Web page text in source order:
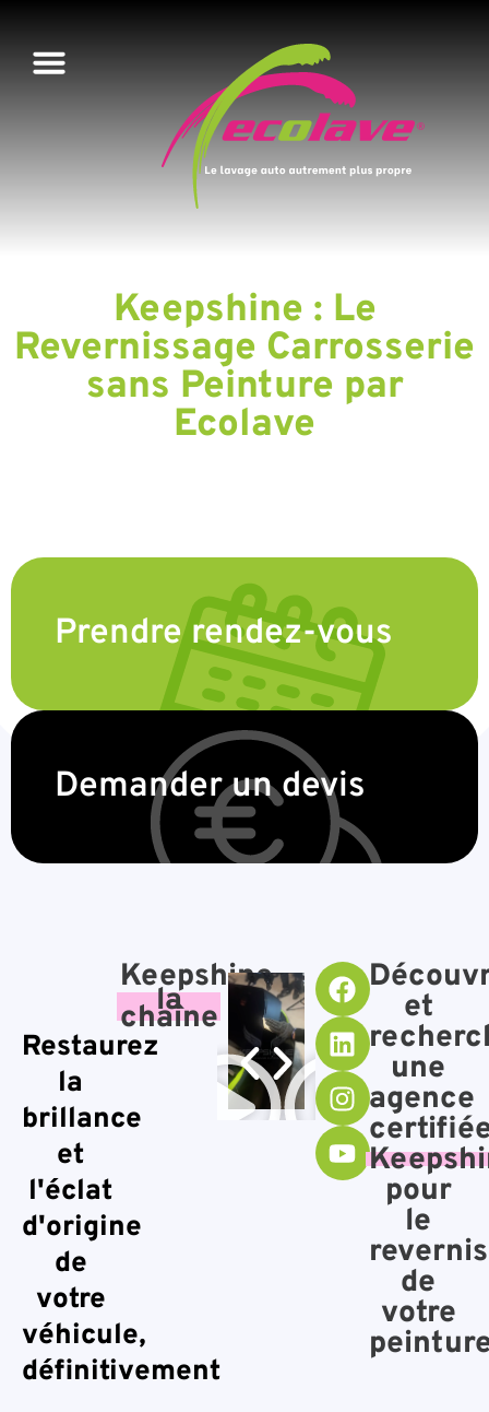
Keepshine : Le
Revernissage Carrosserie
sans Peinture par
Ecolave
Prendre rendez-vous
Demander un devis
Restaurez
la
brillance
et
l'éclat
d'origine
de
votre
véhicule,
définitivement
Keepshine,
la
chaîne et
une
agence
pour
le
de
votre